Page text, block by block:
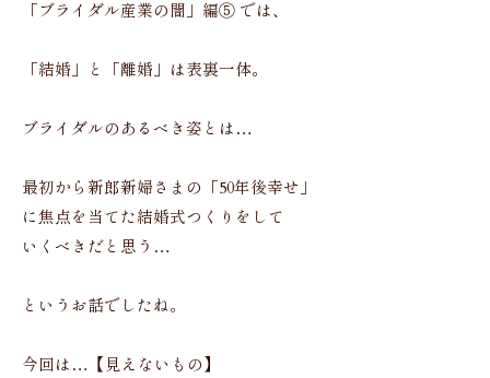
「ブライダル産業の闇」編⑤ では、
「結婚」と「離婚」は表裏一体。
ブライダルのあるべき姿とは…
最初から新郎新婦さまの「50年後幸せ」
に焦点を当てた結婚式つくりをして
いくべきだと思う…
というお話でしたね。
今回は…【見えないもの】